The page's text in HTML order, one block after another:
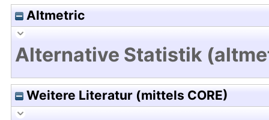
Altmetric
Alternative Statistik
Weitere Literatur (mittels CORE)